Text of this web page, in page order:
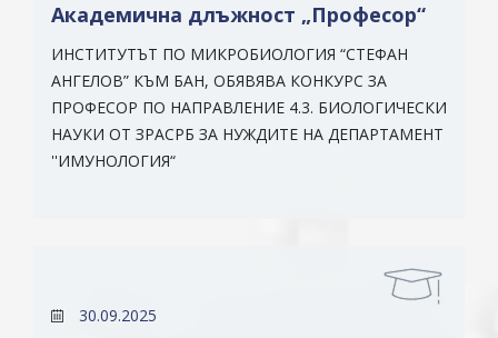
Академична длъжност „Професор“
ИНСТИТУТЪТ ПО МИКРОБИОЛОГИЯ “СТЕФАН
АНГЕЛОВ” КЪМ БАН, ОБЯВЯВА КОНКУРС ЗА
ПРОФЕСОР ПО НАПРАВЛЕНИЕ 4.3. БИОЛОГИЧЕСКИ
НАУКИ ОТ ЗРАСРБ ЗА НУЖДИТЕ НА ДЕПАРТАМЕНТ
''ИМУНОЛОГИЯ“
30.09.2025